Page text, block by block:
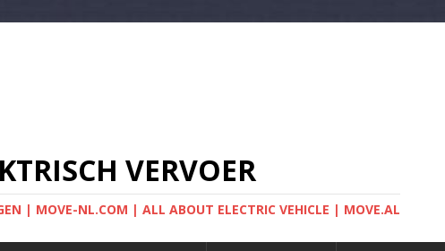
VERVOER
| MOVE-NL.COM | ALL ABOUT ELECTRIC VEHICLE | MOVE.AL